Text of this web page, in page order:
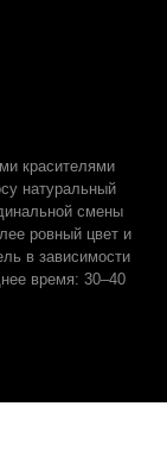
красителями
натуральный
смены
ровный цвет и
в зависимости
время: 30–40